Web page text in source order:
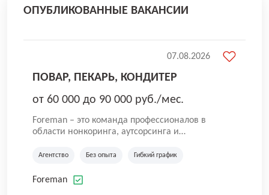
ОПУБЛИКОВАННЫЕ ВАКАНСИИ
ПОВАР, ПЕКАРЬ, КОНДИТЕР
от 60 000 до 90 000 руб./мес.
Foreman – это команда профессионалов в
области нонкоринга, аутсорсинга и
Компаниям и их Руководителям
которых задействованы люди, и тем самым
Агентство Без опыта Гибкий график
Foreman
07.08.2026